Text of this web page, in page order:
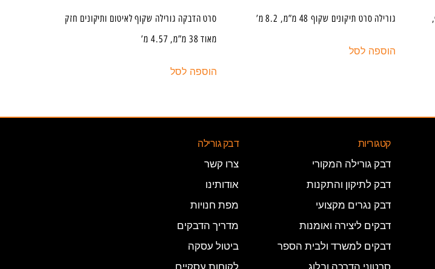
גורילה סרט תיקונים שקוף 48 מ”מ, 8.2 מ’
הוספה לסל
סרט הדבקה גורילה שקוף לאיטום ותיקונים חזק
מאוד 38 מ”מ, 4.57 מ’
הוספה לסל
קטגוריות
דבק גורילה המקורי
דבק לתיקון והתקנות
דבק נגרים מקצועי
דבקים ליצירה ואומנות
דבקים למשרד ולבית הספר
דבק גורילה
צרו קשר
אודותינו
מפת חנויות
מדריך הדבקים
ביטול עסקה